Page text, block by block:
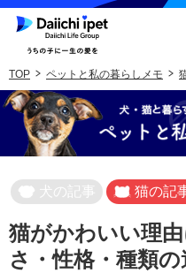
TOP ペットと私の暮らしメモ
犬の記事 猫の記
猫がかわいい理
さ・性格・種類